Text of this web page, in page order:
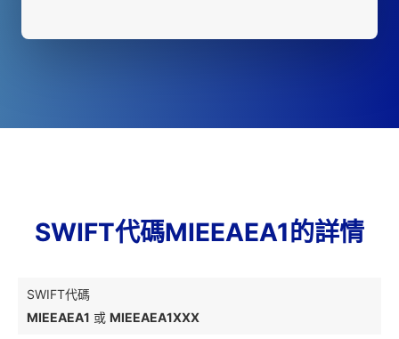
SWIFT代碼MIEEAEA1的詳情
SWIFT代碼
MIEEAEA1 或 MIEEAEA1XXX